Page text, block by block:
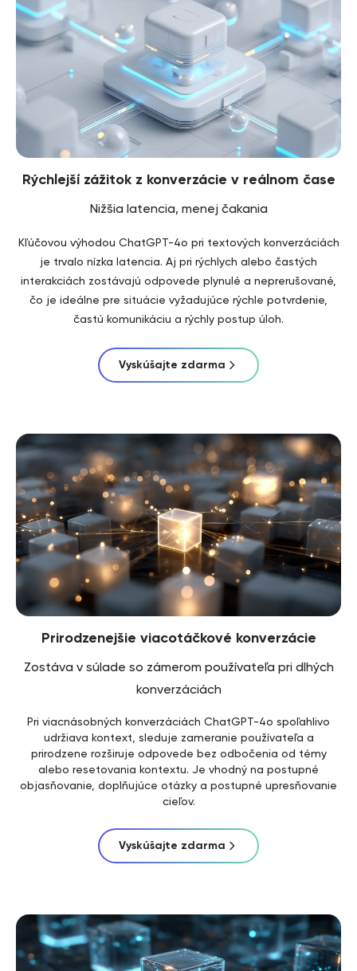
Rýchlejší zážitok z konverzácie v reálnom čase
Nižšia latencia, menej čakania
Kľúčovou výhodou ChatGPT-4o pri textových konverzáciách
je trvalo nízka latencia. Aj pri rýchlych alebo častých
interakciách zostávajú odpovede plynulé a neprerušované,
čo je ideálne pre situácie vyžadujúce rýchle potvrdenie,
častú komunikáciu a rýchly postup úloh.
Vyskúšajte zdarma
Prirodzenejšie viacotáčkové konverzácie
Zostáva v súlade so zámerom používateľa pri dlhých
konverzáciách
Pri viacnásobných konverzáciách ChatGPT-4o spoľahlivo
udržiava kontext, sleduje zameranie používateľa a
prirodzene rozširuje odpovede bez odbočenia od témy
alebo resetovania kontextu. Je vhodný na postupné
objasňovanie, doplňujúce otázky a postupné upresňovanie
cieľov.
Vyskúšajte zdarma